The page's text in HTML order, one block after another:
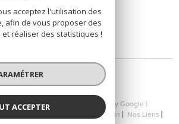
réservés | Traduction powered by Google |
Admin
Nos Liens
acceptez l'utilisation des
afin de vous proposer des
réaliser des statistiques !
ACCEPTER